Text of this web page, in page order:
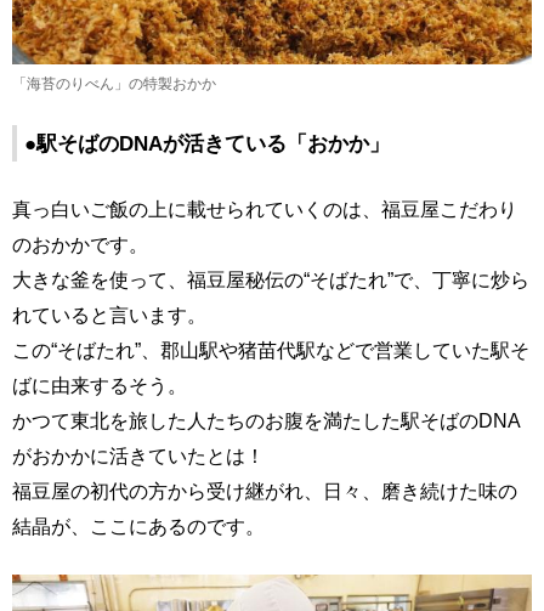
「海苔のりべん」の特製おかか
●駅そばのDNAが活きている「おかか」
真っ白いご飯の上に載せられていくのは、福豆屋こだわり
のおかかです。
大きな釜を使って、福豆屋秘伝の“そばたれ”で、丁寧に炒ら
れていると言います。
この“そばたれ”、郡山駅や猪苗代駅などで営業していた駅そ
ばに由来するそう。
かつて東北を旅した人たちのお腹を満たした駅そばのDNA
がおかかに活きていたとは！
福豆屋の初代の方から受け継がれ、日々、磨き続けた味の
結晶が、ここにあるのです。